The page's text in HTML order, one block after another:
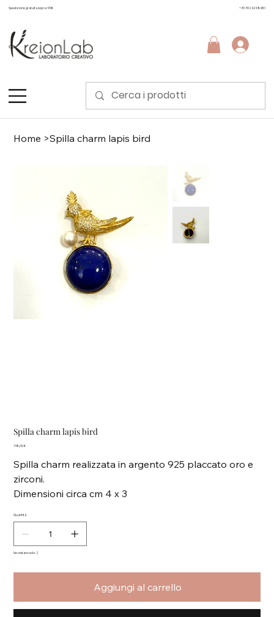
Spedizione gratuita sopra i 99€ +39 3924298481
Home >Spilla charm lapis bird
Spilla charm lapis bird
Prezzo
148,00 €
Spilla charm realizzata in argento 925 placcato oro e
zirconi.
Dimensioni circa cm 4 x 3
Quantità
Ne restano solo: 2
Aggiungi al carrello